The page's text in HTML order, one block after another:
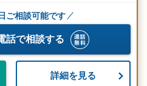
ご相談可能です
話で相談する
詳細を見る